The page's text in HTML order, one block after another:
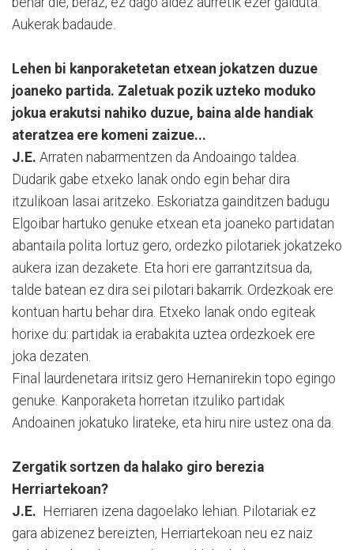
Aukerak badaude.
Lehen bi kanporaketetan etxean jokatzen duzue
joaneko partida. Zaletuak pozik uzteko moduko
jokua erakutsi nahiko duzue, baina alde handiak
ateratzea ere komeni zaizue...
J.E. Arraten nabarmentzen da Andoaingo taldea.
Dudarik gabe etxeko lanak ondo egin behar dira
itzulikoan lasai aritzeko. Eskoriatza gainditzen badugu
Elgoibar hartuko genuke etxean eta joaneko partidatan
abantaila polita lortuz gero, ordezko pilotariek jokatzeko
aukera izan dezakete. Eta hori ere garrantzitsua da,
talde batean ez dira sei pilotari bakarrik. Ordezkoak ere
kontuan hartu behar dira. Etxeko lanak ondo egiteak
horixe du: partidak ia erabakita uztea ordezkoek ere
joka dezaten.
Final laurdenetara iritsiz gero Hernanirekin topo egingo
genuke. Kanporaketa horretan itzuliko partidak
Andoainen jokatuko lirateke, eta hiru nire ustez ona da.
Zergatik sortzen da halako giro berezia
Herriartekoan?
J.E. Herriaren izena dagoelako lehian. Pilotariak ez
gara abizenez bereizten, Herriartekoan neu ez naiz